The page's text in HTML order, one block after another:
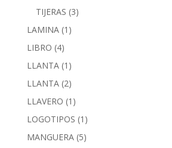
TIJERAS (3)
LAMINA (1)
LIBRO (4)
LLANTA (1)
LLANTA (2)
LLAVERO (1)
LOGOTIPOS (1)
MANGUERA (5)